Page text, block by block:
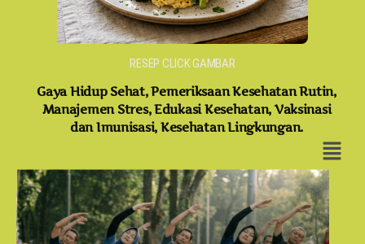
RESEP CLICK GAMBAR
Gaya Hidup Sehat, Pemeriksaan Kesehatan Rutin,
Manajemen Stres, Edukasi Kesehatan, Vaksinasi
dan Imunisasi, Kesehatan Lingkungan.